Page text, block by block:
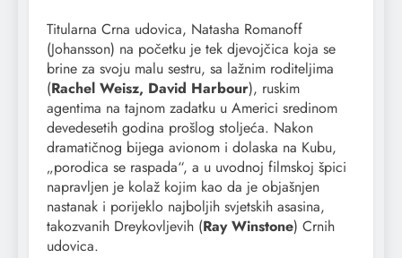
Titularna Crna udovica, Natasha Romanoff
(Johansson) na početku je tek djevojčica koja se
brine za svoju malu sestru, sa lažnim roditeljima
(Rachel Weisz, David Harbour), ruskim
agentima na tajnom zadatku u Americi sredinom
devedesetih godina prošlog stoljeća. Nakon
dramatičnog bijega avionom i dolaska na Kubu,
„porodica se raspada“, a u uvodnoj filmskoj špici
napravljen je kolaž kojim kao da je objašnjen
nastanak i porijeklo najboljih svjetskih asasina,
takozvanih Dreykovljevih (Ray Winstone) Crnih
udovica.